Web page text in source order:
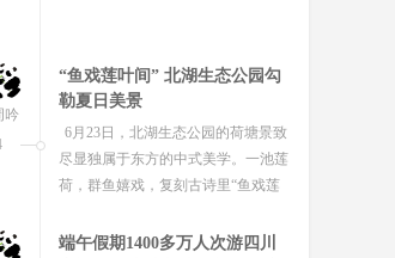
吟
端午假期1400多万人次游四川
赛旅融合成时尚 青春旅途是亮
点
6月21日，为期3天的端午假期落下
帷幕，四川文旅市场火热。根据同程
游”热门目的地全国第二，仅次于广...
白头翁与蜜蜂花间共舞！成都